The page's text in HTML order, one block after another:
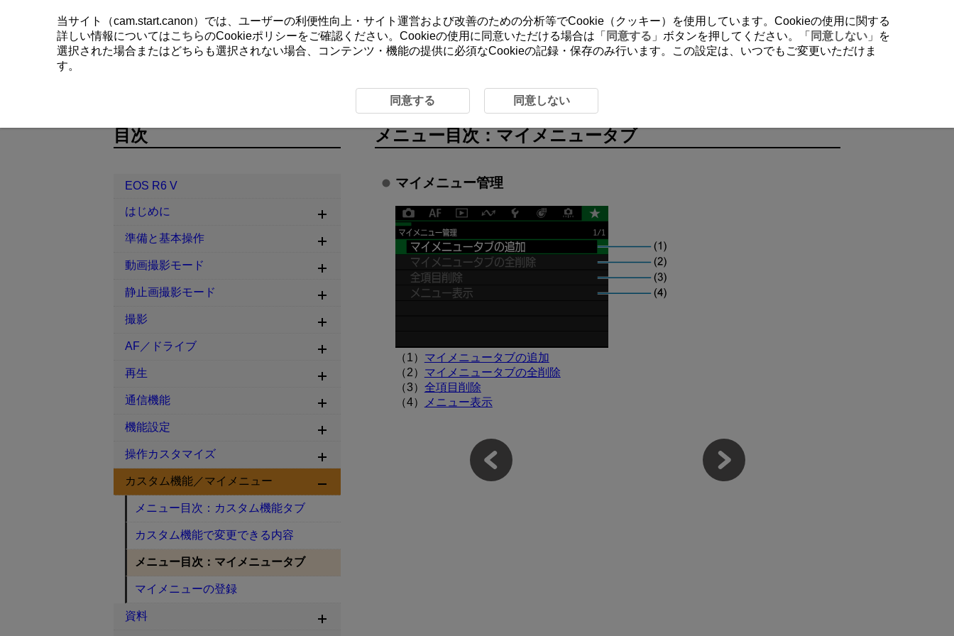
メニュー目次：マイメニュータブ
マイメニュー管理
（1） マイメニュータブの追加
（2） マイメニュータブの全削除
（3） 全項目削除
（4）
メニュー表示
目次
EOS R6 V
はじめに
準備と基本操作
動画撮影モード
静止画撮影モード
撮影
AF／ドライブ
再生
通信機能
機能設定
操作カスタマイズ
カスタム機能／マイメニュー
メニュー目次：カスタム機能タブ
カスタム機能で変更できる内容
メニュー目次：マイメニュータブ
マイメニューの登録
資料
当サイト（cam.start.canon）では、ユーザーの利便性向上・サイト運営および改善のための分析等でCookie（クッキー）を使用しています。Cookieの使用に関する
詳しい情報についてはこちらのCookieポリシーをご確認ください。Cookieの使用に同意いただける場合は「 同意する 」ボタンを押してください。「 同意しない 」を
選択された場合またはどちらも選択されない場合、コンテンツ・機能の提供に必須なCookieの記録・保存のみ行います。この設定は、いつでもご変更いただけま
す。
同意する 同意しない